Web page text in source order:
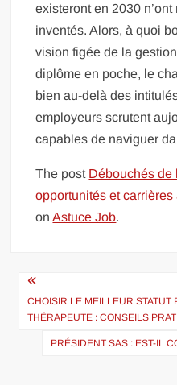
existeront en 2030
inventés. Alors, à quoi
vision figée de la
diplôme en poche, le
bien au-delà des
employeurs scrutent
capables de naviguer
The post Débouchés de
opportunités et carrières
onAstuce Job.
Navigation
de
l’article
CHOISIR LE MEILLEUR STATUT
THÉRAPEUTE : CONSEILS
PRÉSIDENT SAS : EST-IL